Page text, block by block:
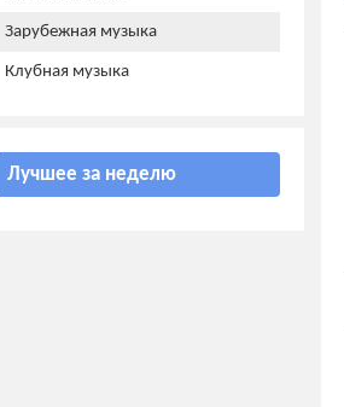
Зарубежная музыка
Клубная музыка
Лучшее за неделю